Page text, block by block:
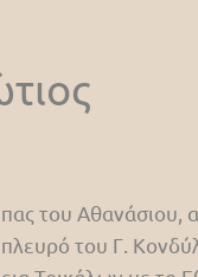
του Αθανάσιου,
του Γ.